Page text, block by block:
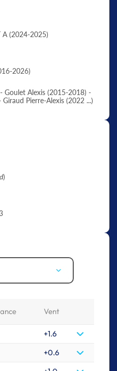
A (2024-2025)
2026)
Goulet Alexis (2015-2018) -
Pierre-Alexis (2022 ...)
)
Vent
+1.6
+0.6